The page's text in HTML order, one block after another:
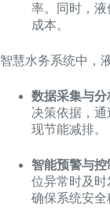
率。同时，
成本。
智慧水务系统中，
数据采集与分
决策依据，
现节能减排。
智能预警与控
位异常时及时
确保系统安全